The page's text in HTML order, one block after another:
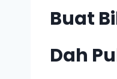
Buat
Dah